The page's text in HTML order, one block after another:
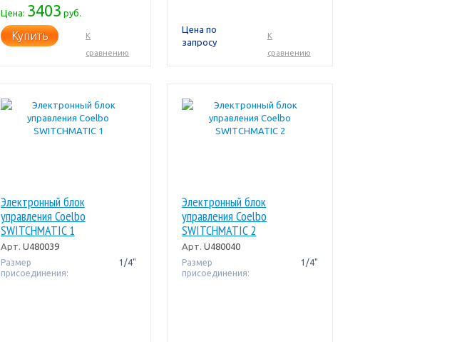
Цена: 3403 руб.
Купить
К
сравнению
Цена по
запросу
К
сравнению
Электронный блок
управления Coelbo
SWITCHMATIC 1
Арт. U480039
Размер
присоединения:
1/4"
Электронный блок
управления Coelbo
SWITCHMATIC 2
Арт. U480040
Размер
присоединения:
1/4"